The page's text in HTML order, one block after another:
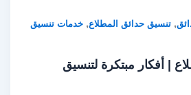
,تنسيق حدائق المطلاع,خدمات تنسيق
| أفكار مبتكرة لتنسيق